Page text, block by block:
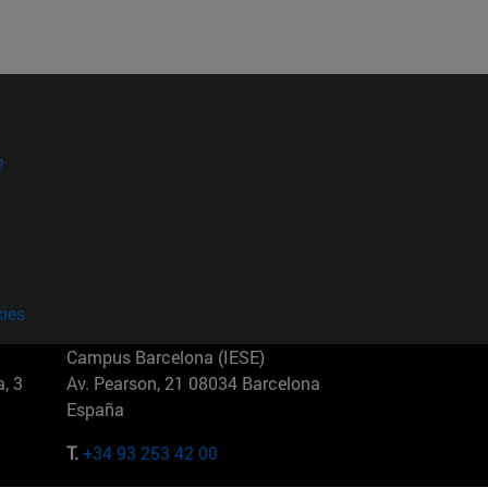
3
Campus Barcelona (IESE)
Av. Pearson, 21 08034 Barcelona
España
T.+34 93 253 42 00